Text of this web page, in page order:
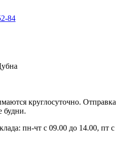
84
круглосуточно. Отправка
будни.
пн-чт с 09.00 до 14.00, пт с